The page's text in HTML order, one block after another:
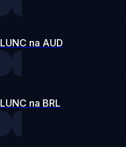
LUNC na AUD
LUNC na BRL